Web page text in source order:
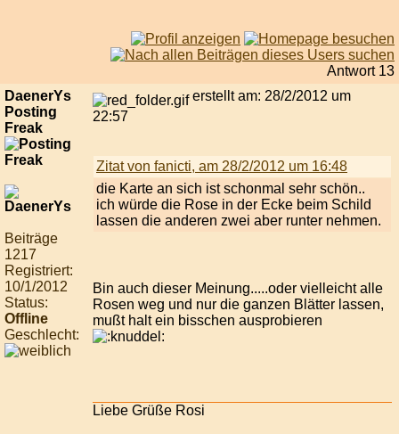
Antwort 13
DaenerYs
Posting
Freak
Beiträge
1217
Registriert:
10/1/2012
Status:
Offline
Geschlecht:
erstellt am: 28/2/2012 um
22:57
Zitat von fanicti, am 28/2/2012 um 16:48
die Karte an sich ist schonmal sehr schön..
ich würde die Rose in der Ecke beim Schild
lassen die anderen zwei aber runter nehmen.
Bin auch dieser Meinung.....oder vielleicht alle
Rosen weg und nur die ganzen Blätter lassen,
mußt halt ein bisschen ausprobieren
Liebe Grüße Rosi